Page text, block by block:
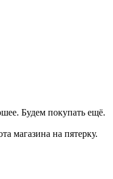
Будем покупать ещё.
магазина на пятерку.